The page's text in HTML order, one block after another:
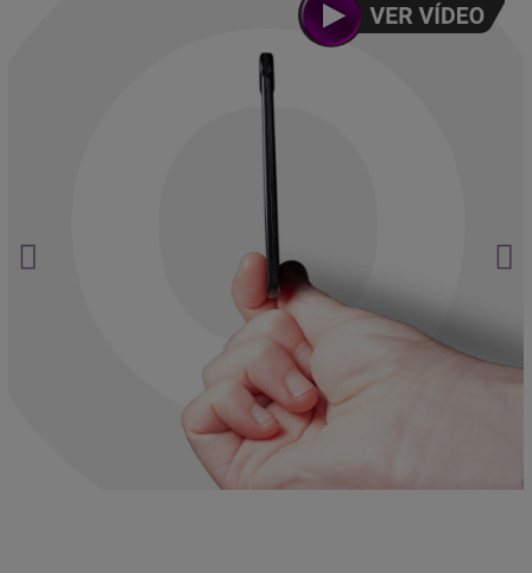
¿Te están espiando?Haz clic aquí.
La ubicación nunca miente.
Haz clic aquí.
Asistencia postventa garantizada de por vida